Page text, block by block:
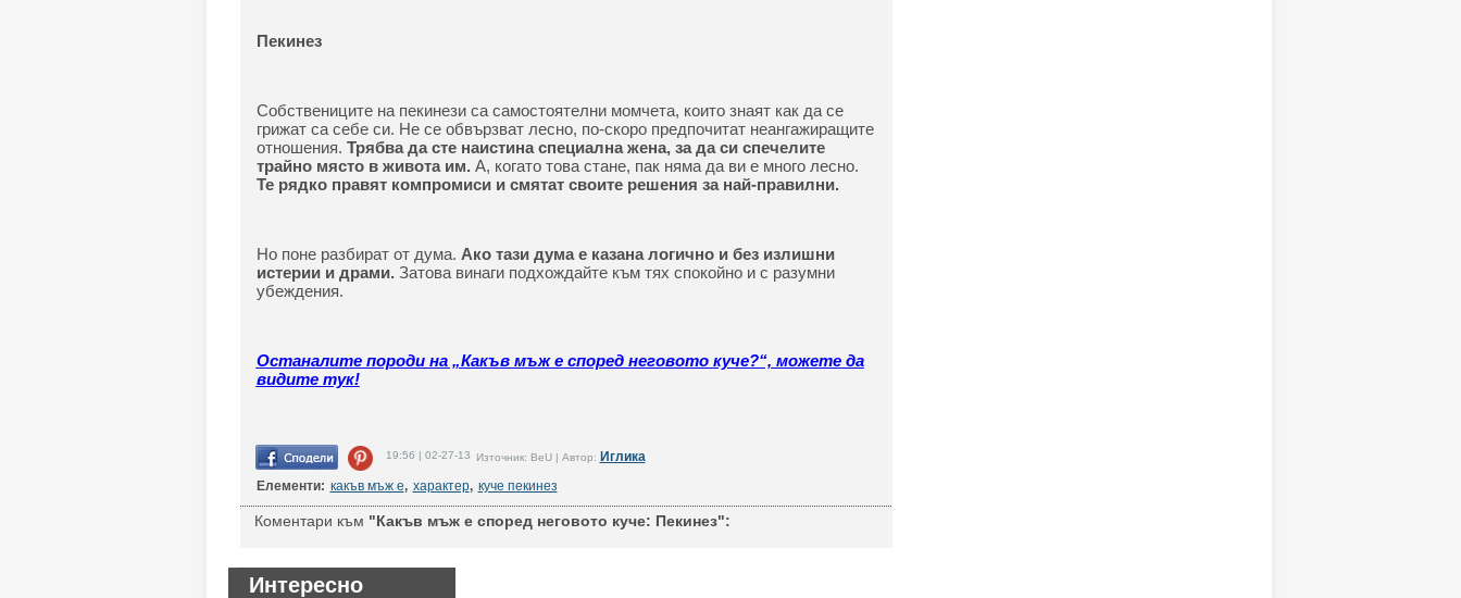
Пекинез
Собствениците на пекинези са самостоятелни момчета, които знаят как да се
грижат са себе си. Не се обвързват лесно, по-скоро предпочитат неангажиращите
отношения. Трябва да сте наистина специална жена, за да си спечелите
трайно място в живота им.А, когато това стане, пак няма да ви е много лесно.
Те рядко правят компромиси и смятат своите решения за най-правилни.
Но поне разбират от дума. Ако тази дума е казана логично и без излишни
истерии и драми.Затова винаги подхождайте към тях спокойно и с разумни
убеждения.
Останалите породи на „Какъв мъж е според неговото куче?“, можете да
видите тук!
19:56 | 02-27-13 Източник: BeU | Автор: Иглика
Елементи: какъв мъж е, характер, куче пекинез
Коментари към "Какъв мъж е според неговото куче: Пекинез":
Интересно